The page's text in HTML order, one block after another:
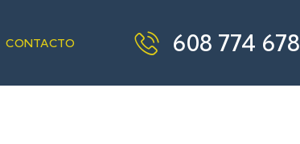
CONTACTO 608 774 678